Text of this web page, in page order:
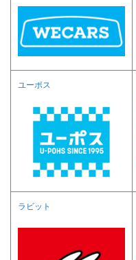
ユーポス
ラビット